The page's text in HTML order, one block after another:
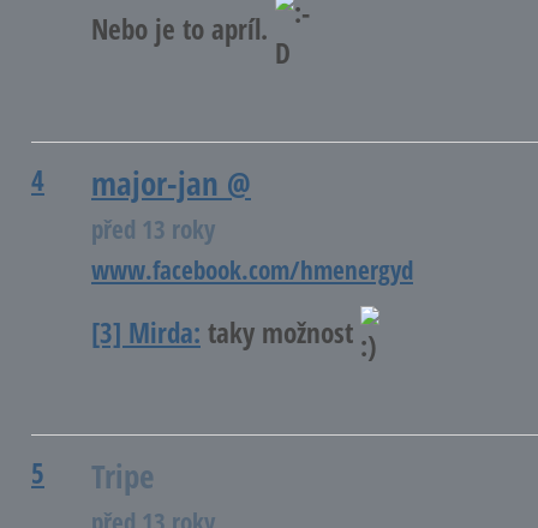
Nebo je to apríl.
4 major-jan @
před 13 roky
www.facebook.com/hmenergyd
[3] Mirda: taky možnost
5 Tripe